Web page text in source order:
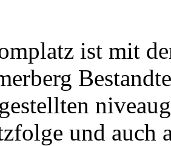
ist mit
und auch